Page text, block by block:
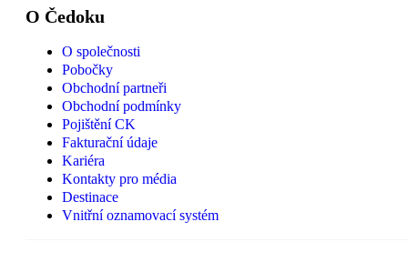
O Čedoku
O společnosti
Pobočky
Obchodní partneři
Obchodní podmínky
Pojištění CK
Fakturační údaje
Kariéra
Kontakty pro média
Destinace
Vnitřní oznamovací systém